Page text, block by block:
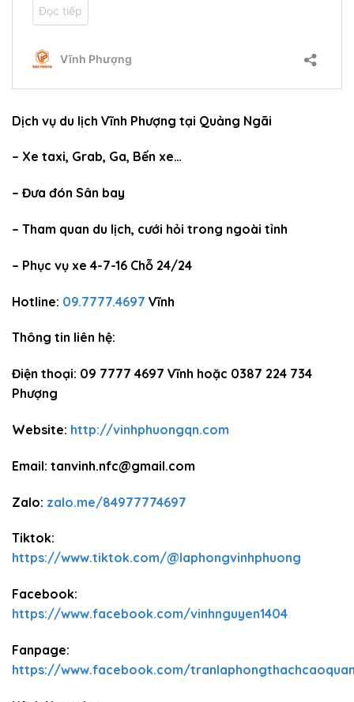
Dịch vụ du lịch Vĩnh Phượng tại Quảng Ngãi
– Xe taxi, Grab, Ga, Bến xe…
– Đưa đón Sân bay
– Tham quan du lịch, cưới hỏi trong ngoài tỉnh
– Phục vụ xe 4-7-16 Chỗ 24/24
Hotline: 09.7777.4697 Vĩnh
Thông tin liên hệ:
Điện thoại: 09 7777 4697 Vĩnh hoặc 0387 224 734
Phượng
Website: http://vinhphuongqn.com
Email: tanvinh.nfc@gmail.com
Zalo: zalo.me/84977774697
Tiktok:
https://www.tiktok.com/@laphongvinhphuong
Facebook:
https://www.facebook.com/vinhnguyen1404
Fanpage:
https://www.facebook.com/